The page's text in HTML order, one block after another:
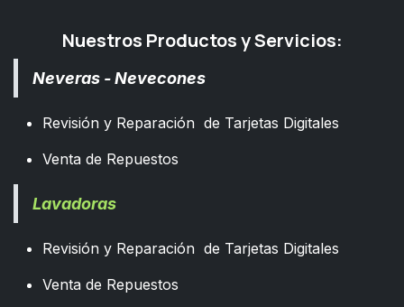
Nuestros Productos y Servicios:
Neveras - Nevecones
Revisión y Reparación de Tarjetas Digitales
Venta de Repuestos
Lavadoras
Revisión y Reparación de Tarjetas Digitales
Venta de Repuestos